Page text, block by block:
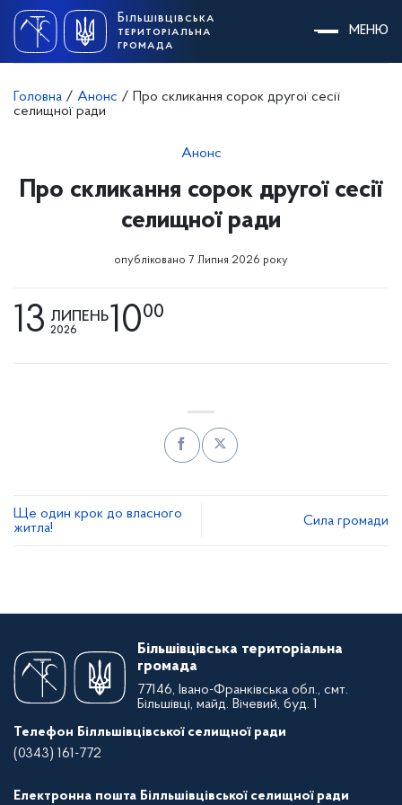
content
Більшівцівська
територіальна
громада
МЕНЮ
Головна / Анонс /
Про скликання сорок другої сесії
селищної ради
Анонс
Про скликання сорок другої сесії
селищної ради
опубліковано 7 Липня 2026 року
13 ЛИПЕНЬ
2026 1000
Ще один крок до власного
житла!
Сила громади
Більшівцівська територіальна
громада
77146, Івано-Франківська обл., смт.
Більшівці, майд. Вічевий, буд. 1
Телефон Білльшівцівської селищної ради
(0343) 161-772
Електронна пошта Білльшівцівської селищної ради